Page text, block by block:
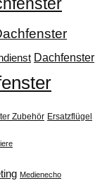
Dachfenster
Zubehör Ersatzflügel
Medienecho